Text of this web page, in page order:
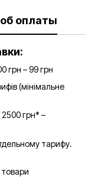
оплаты
грн – 99 грн
(мінімальне
грн* –
тарифу.
товари